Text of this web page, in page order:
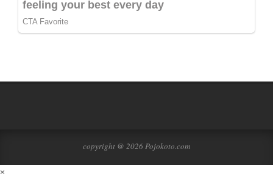
copyright @ 2026 Pojokoto.com
×